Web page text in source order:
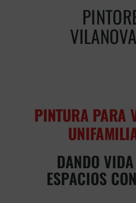
PINTURA PARA
DANDO
ESPACIOS